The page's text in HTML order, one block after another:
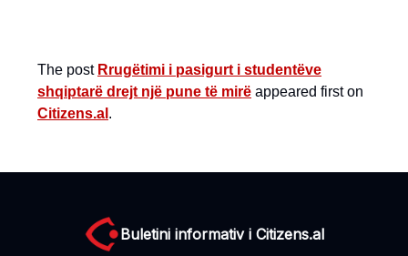
The post Rrugëtimi i pasigurt i studentëve
shqiptarë drejt një pune të mirë appeared first on
Citizens.al .
Buletini informativ i Citizens.al